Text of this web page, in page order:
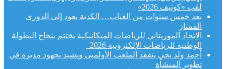
لقب «كوتيف 2026»
بعد خمس سنوات من الغياب… الكدية يعود إلى الدوري
الممتاز
الاتحاد الموريتاني للرياضات الميكانيكية يختتم بنجاح البطولة
الوطنية للرياضات الإلكترونية 2026
أحمد ولد يحي يتفقد الملعب الأولمبي ويشيد بجهود مديره في
تطوير المنشأة